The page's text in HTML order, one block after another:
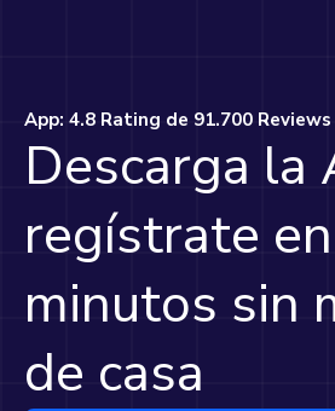
App: 4.8 Rating de 91.700 Reviews
Descarga la
regístrate
minutos sin
de casa